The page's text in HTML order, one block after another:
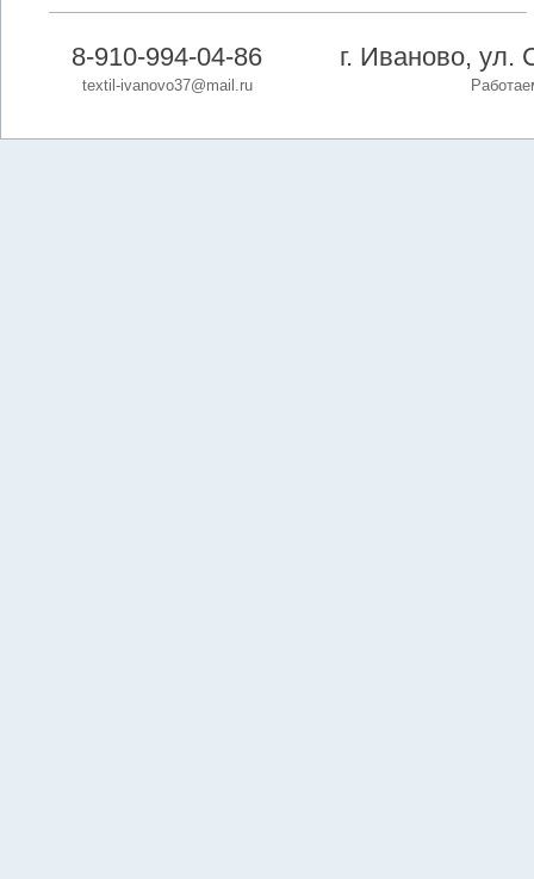
8-910-994-04-86
textil-ivanovo37@mail.ru
г. Иваново, ул.